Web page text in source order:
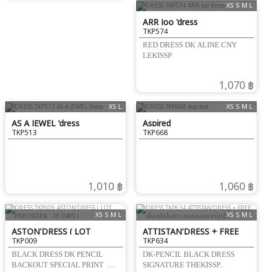
XS S M L
ARR Joo 'dress
TKP574
RED DRESS DK ALINE CNY
LEKISSP
1,070 ฿
XS L
AS A JEWEL 'dress
TKP513
1,010 ฿
XS S M L
Aspired
TKP668
1,060 ฿
XS S M L
ASTON'DRESS ( LOT
PREORDER : 10 DAYS )
TKP009
BLACK DRESS DK PENCIL
BACKOUT SPECIAL PRINT
XS S M L
ATTISTAN'DRESS + FREE
เข็มกลัดโบขาว ถอดออกจากชุดได้
TKP634
DK-PENCIL BLACK DRESS
SIGNATURE THEKISSP.